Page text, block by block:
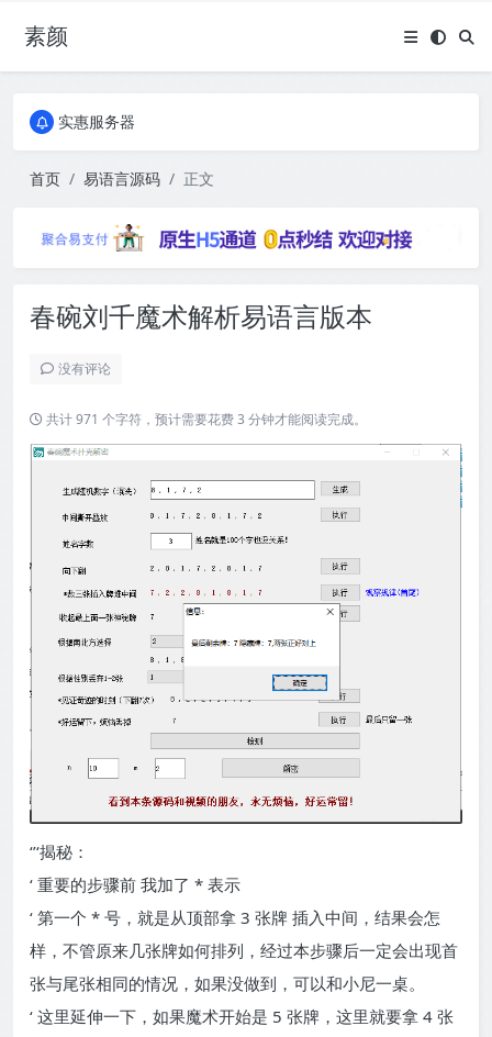
素颜
全国免费包邮流量卡
全国免费包邮流量卡
首页
易语言源码 正文
春碗刘千魔术解析易语言版本
没有评论
共计 971 个字符，预计需要花费 3 分钟才能阅读完成。
‘’‘揭秘：
‘ 重要的步骤前 我加了 * 表示
‘ 第一个 * 号，就是从顶部拿 3 张牌 插入中间，结果会怎
样，不管原来几张牌如何排列，经过本步骤后一定会出现首
张与尾张相同的情况，如果没做到，可以和小尼一桌。
‘ 这里延伸一下，如果魔术开始是 5 张牌，这里就要拿 4 张